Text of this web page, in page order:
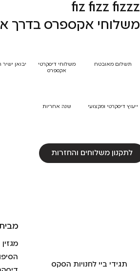
fiz fizz fizzz
משלוחי אקספרס בדרך
תשלום מאובטח
ייעוץ דיסקרטי ומקצועי
משלוחי דיסקרטי
אקספרס
שנה אחריות
יבואן
לתקנון משלוחים והחזרות
מגזין
תגידי ביי לחנויות הסקס